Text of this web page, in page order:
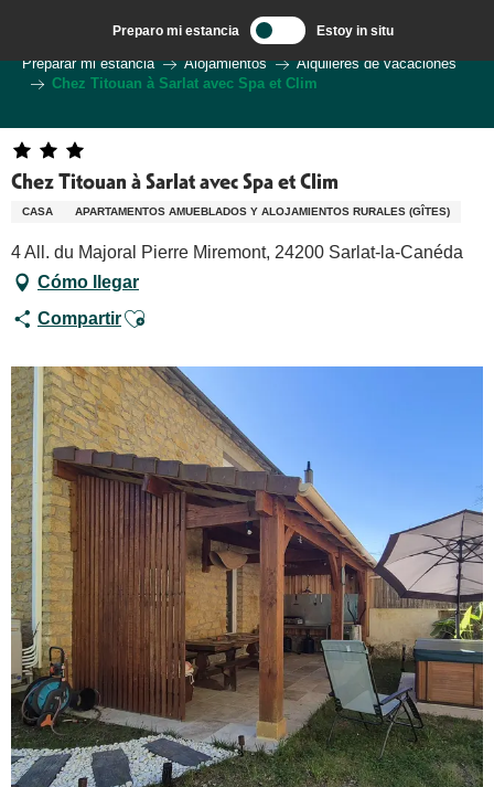
contenu
principal
Preparo mi estancia Estoy in situ
Bienvenido a Sarlat en el corazón de la región de Dordoña.
Preparar mi estancia
Alojamientos
Alquileres de vacaciones
Chez Titouan à Sarlat avec Spa et Clim
Chez Titouan à Sarlat avec Spa et Clim
CASA APARTAMENTOS AMUEBLADOS Y ALOJAMIENTOS RURALES (GÎTES)
4 All. du Majoral Pierre Miremont, 24200 Sarlat-la-Canéda
Cómo llegar
CompartirAjouter aux favoris